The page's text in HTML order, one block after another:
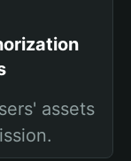
assets